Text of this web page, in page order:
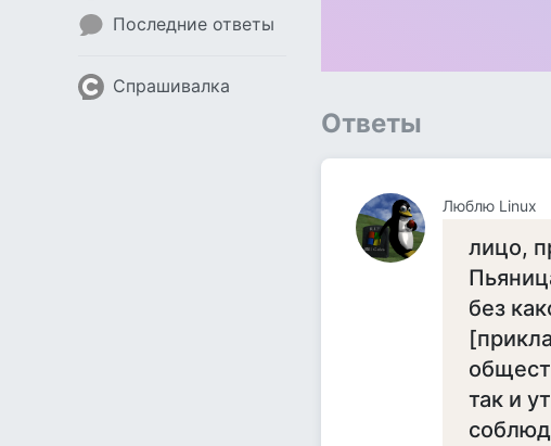
Последние ответы
Спрашивалка
Ответы
Люблю Linux
лицо,
без
так и